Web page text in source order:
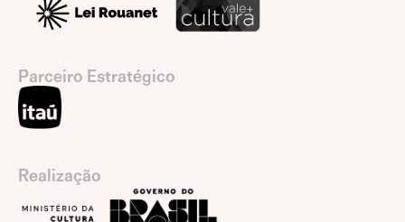
Parceiro Estratégico
Realização